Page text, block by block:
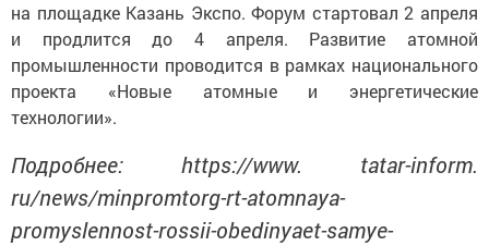
на площадке Казань Экспо. Форум стартовал 2 апреля
и продлится до 4 апреля. Развитие атомной
промышленности проводится в рамках национального
проекта «Новые атомные и энергетические
технологии».
Подробнее: https://www. tatar-inform.
ru/news/minpromtorg-rt-atomnaya-
promyslennost-rossii-obedinyaet-samye-